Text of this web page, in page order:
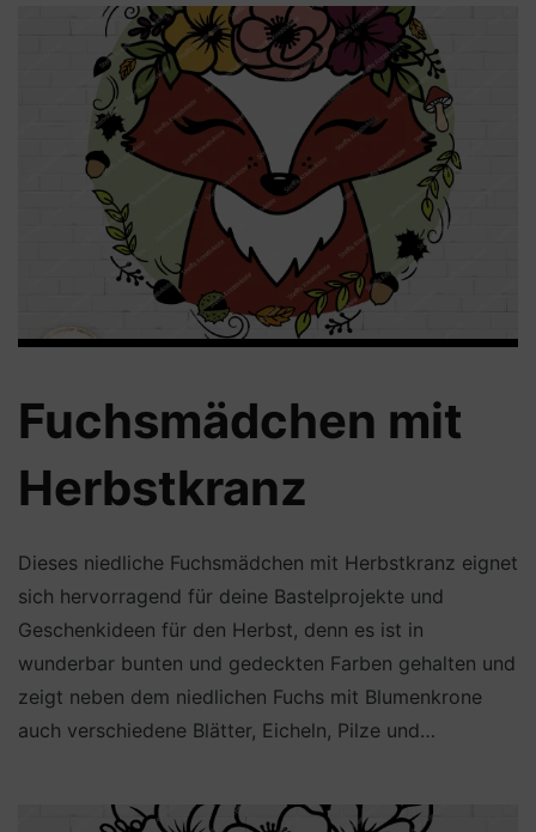
Fuchsmädchen mit
Herbstkranz
Dieses niedliche Fuchsmädchen mit Herbstkranz eignet
sich hervorragend für deine Bastelprojekte und
Geschenkideen für den Herbst, denn es ist in
wunderbar bunten und gedeckten Farben gehalten und
zeigt neben dem niedlichen Fuchs mit Blumenkrone
auch verschiedene Blätter, Eicheln, Pilze und…